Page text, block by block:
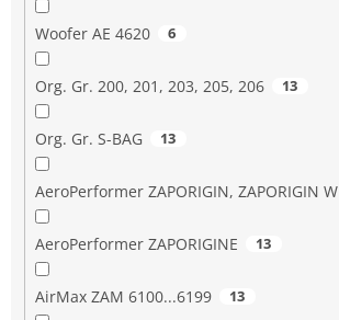
Woofer AE 4620 6
Org. Gr. 200, 201, 203, 205, 206 13
Org. Gr. S-BAG 13
AeroPerformer ZAPORIGIN, ZAPORIGIN W
AeroPerformer ZAPORIGINE 13
AirMax ZAM 6100...6199 13